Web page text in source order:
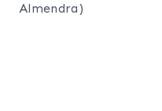
Almendra)